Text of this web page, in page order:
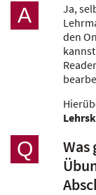
A
Ja,
den
Q
Was